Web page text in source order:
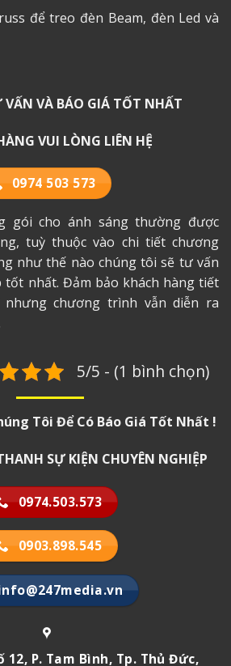
để treo đèn Beam, đèn Led và
VÀ BÁO GIÁ TỐT NHẤT
VUI LÒNG LIÊN HỆ
0974 503 573
gói cho ánh sáng thường được
tuỳ thuộc vào chi tiết chương
như thế nào chúng tôi sẽ tư vấn
tốt nhất. Đảm bảo khách hàng tiết
chương trình vẫn diễn ra
5/5 - (1 bình chọn)
Tôi Để Có Báo Giá Tốt Nhất !
SỰ KIỆN CHUYÊN NGHIỆP
0974.503.573
0903.898.545
12, P. Tam Bình, Tp. Thủ Đức,